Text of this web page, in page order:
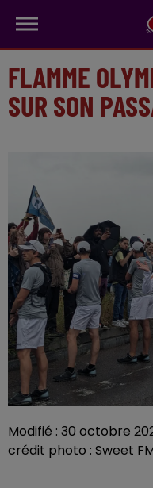
FLAMME
SUR SON
Modifié : 30 octobre
crédit photo : Sweet